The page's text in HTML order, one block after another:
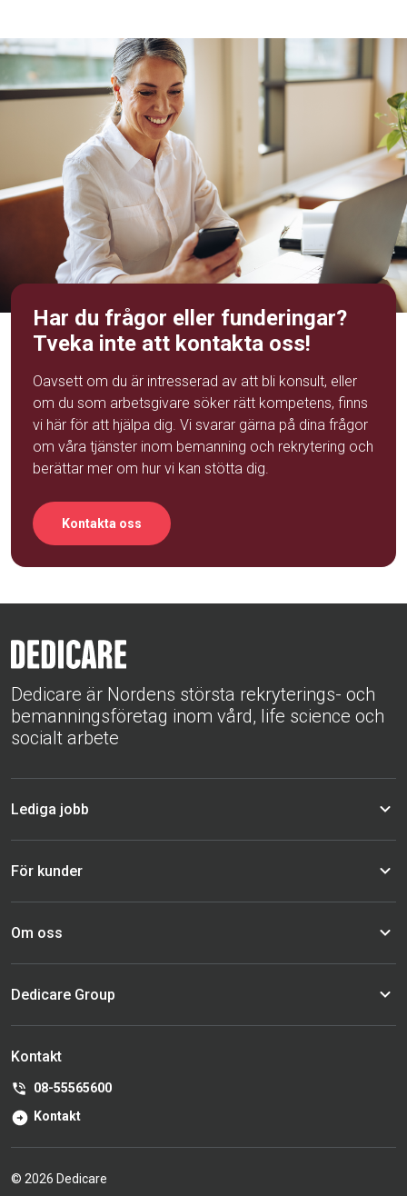
Har du frågor eller funderingar?
Tveka inte att kontakta oss!
Oavsett om du är intresserad av att bli konsult, eller
om du som arbetsgivare söker rätt kompetens, finns
vi här för att hjälpa dig. Vi svarar gärna på dina frågor
om våra tjänster inom bemanning och rekrytering och
berättar mer om hur vi kan stötta dig.
Kontakta oss
Dedicare är Nordens största rekryterings- och
bemanningsföretag inom vård, life science och
socialt arbete
Lediga jobb
För kunder
Om oss
Dedicare Group
Kontakt
08-55565600
Kontakt
© 2026 Dedicare